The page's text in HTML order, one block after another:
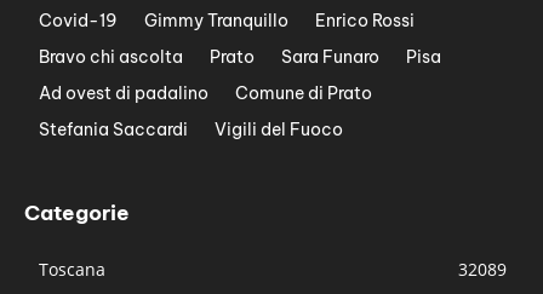
Covid-19
Gimmy Tranquillo
Enrico Rossi
Bravo chi ascolta
Prato Sara Funaro
Pisa
Ad ovest di padalino
Comune di Prato
Stefania Saccardi
Vigili del Fuoco
Categorie
Toscana
32089